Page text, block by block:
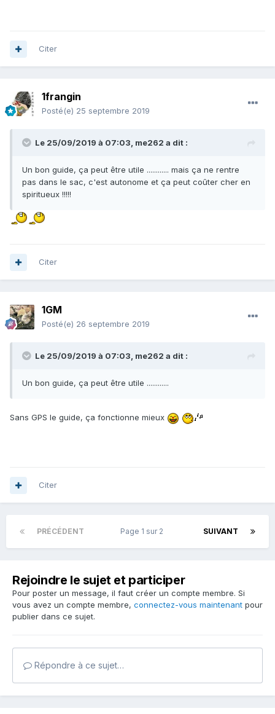
Citer
1frangin
Posté(e) 25 septembre 2019
Le 25/09/2019 à 07:03, me262 a dit :
Un bon guide, ça peut être utile ............ mais ça ne rentre
pas dans le sac, c'est autonome et ça peut coûter cher en
spiritueux !!!!!
Citer
1GM
Posté(e) 26 septembre 2019
Le 25/09/2019 à 07:03, me262 a dit :
Un bon guide, ça peut être utile ............
Sans GPS le guide, ça fonctionne mieux
Citer
PRÉCÉDENT SUIVANT
Page 1 sur 2
Rejoindre le sujet et participer
Pour poster un message, il faut créer un compte membre. Si
vous avez un compte membre, connectez-vous maintenant pour
publier dans ce sujet.
Répondre à ce sujet…